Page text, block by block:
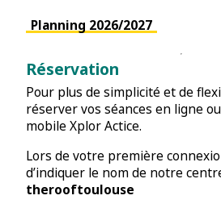
Planning 2026/2027
Réservation
Pour plus de simplicité et de
réserver vos séances en ligne
mobile Xplor Actice.
Lors de votre première
d’indiquer le nom de notre
therooftoulouse